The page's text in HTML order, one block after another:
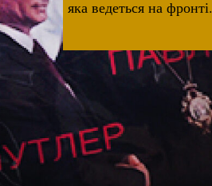
яка ведеться на фронті.